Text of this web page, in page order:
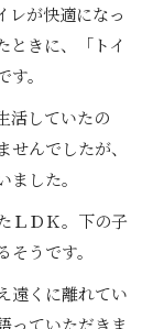
レが快適になっ
ときに、「トイ
。
活していたの
んでしたが、
した。
ＬＤＫ。下の子
うです。
遠くに離れてい
っていただきま